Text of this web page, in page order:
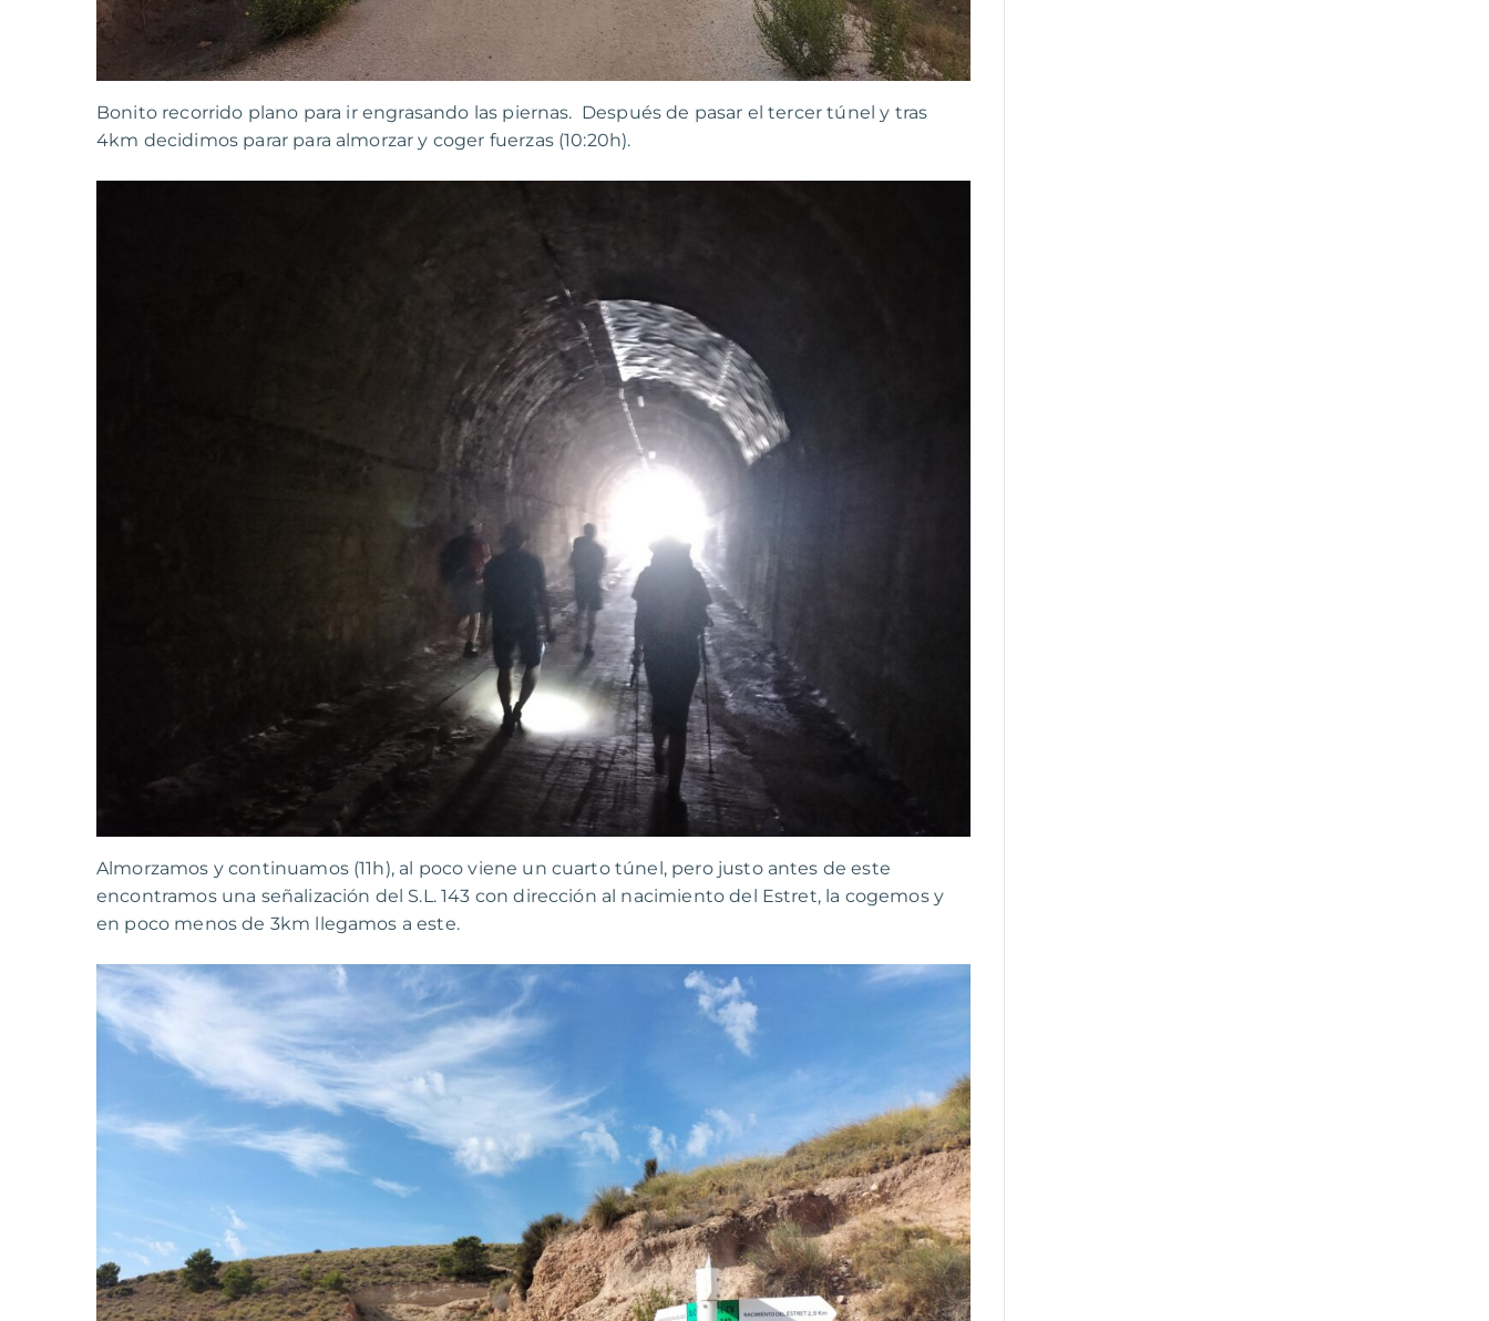
Bonito recorrido plano para ir engrasando las piernas. Después de pasar el tercer túnel y tras
4km decidimos parar para almorzar y coger fuerzas (10:20h).
Almorzamos y continuamos (11h), al poco viene un cuarto túnel, pero justo antes de este
encontramos una señalización del S.L. 143 con dirección al nacimiento del Estret, la cogemos y
en poco menos de 3km llegamos a este.